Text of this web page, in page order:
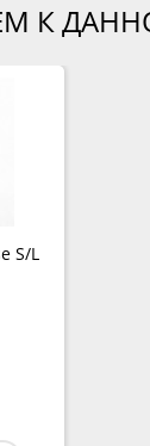
К
S/L